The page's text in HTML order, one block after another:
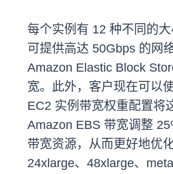
每个实例有 12 种不同的
可提供高达 50Gbps 的网
Amazon Elastic Block
宽。此外，客户现在可以
EC2 实例带宽权重配置将
Amazon EBS 带宽调整
带宽资源，从而更好地优
24xlarge、48xlarge、